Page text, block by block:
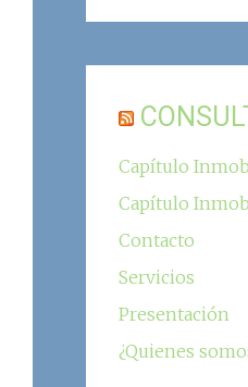
Capítulo
Capítulo
Contacto
Servicios
Presentación
¿Quienes